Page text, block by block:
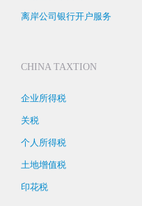
离岸公司银行开户服务
CHINA TAXTION
企业所得税
关税
个人所得税
土地增值税
印花税